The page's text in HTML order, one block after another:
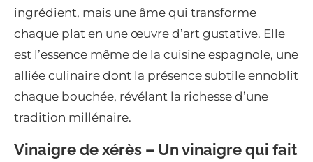
ingrédient, mais une âme qui transforme
chaque plat en une œuvre d’art gustative. Elle
est l’essence même de la cuisine espagnole, une
alliée culinaire dont la présence subtile ennoblit
chaque bouchée, révélant la richesse d’une
tradition millénaire.
Vinaigre de xérès – Un vinaigre qui fait